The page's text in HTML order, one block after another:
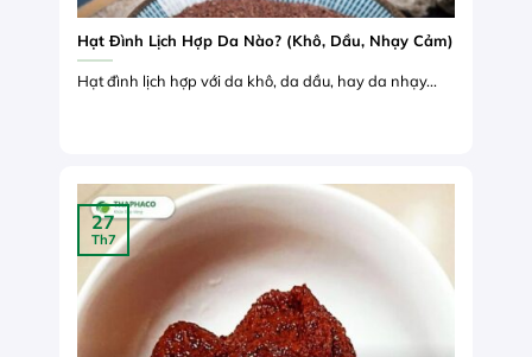
Hạt Đình Lịch Hợp Da Nào? (Khô, Dầu, Nhạy Cảm)
Hạt đình lịch hợp với da khô, da dầu, hay da nhạy...
27
Th7